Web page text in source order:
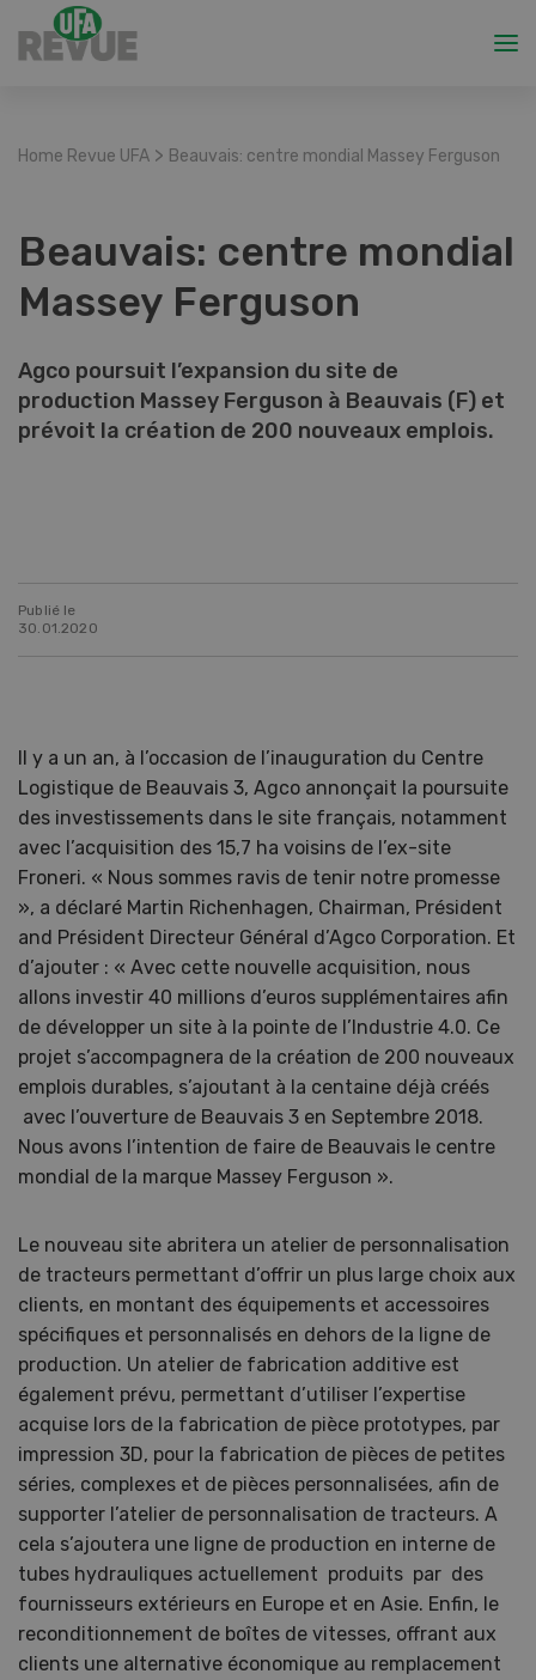
Home Revue UFA > Beauvais: centre mondial Massey Ferguson
Beauvais: centre mondial
Massey Ferguson
Agco poursuit l’expansion du site de
production Massey Ferguson à Beauvais (F) et
prévoit la création de 200 nouveaux emplois.
Publié le
30.01.2020
Il y a un an, à l’occasion de l’inauguration du Centre
Logistique de Beauvais 3, Agco annonçait la poursuite
des investissements dans le site français, notamment
avec l’acquisition des 15,7 ha voisins de l’ex-site
Froneri. « Nous sommes ravis de tenir notre promesse
», a déclaré Martin Richenhagen, Chairman, Président
and Président Directeur Général d’Agco Corporation. Et
d’ajouter : « Avec cette nouvelle acquisition, nous
allons investir 40 millions d’euros supplémentaires afin
de développer un site à la pointe de l’Industrie 4.0. Ce
projet s’accompagnera de la création de 200 nouveaux
emplois durables, s’ajoutant à la centaine déjà créés
avec l’ouverture de Beauvais 3 en Septembre 2018.
Nous avons l’intention de faire de Beauvais le centre
mondial de la marque Massey Ferguson ».
Le nouveau site abritera un atelier de personnalisation
de tracteurs permettant d’offrir un plus large choix aux
clients, en montant des équipements et accessoires
spécifiques et personnalisés en dehors de la ligne de
production. Un atelier de fabrication additive est
également prévu, permettant d’utiliser l’expertise
acquise lors de la fabrication de pièce prototypes, par
impression 3D, pour la fabrication de pièces de petites
séries, complexes et de pièces personnalisées, afin de
supporter l’atelier de personnalisation de tracteurs. A
cela s’ajoutera une ligne de production en interne de
tubes hydrauliques actuellement produits par des
fournisseurs extérieurs en Europe et en Asie. Enfin, le
reconditionnement de boîtes de vitesses, offrant aux
clients une alternative économique au remplacement